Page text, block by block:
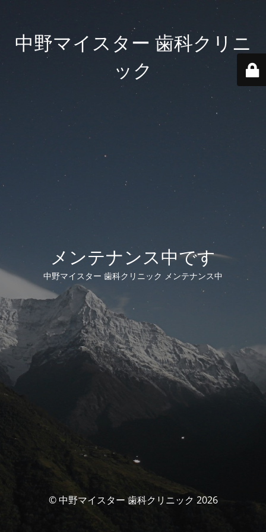
中野マイスター 歯科クリニ
ック
メンテナンス中です
中野マイスター 歯科クリニック メンテナンス中
© 中野マイスター 歯科クリニック 2026